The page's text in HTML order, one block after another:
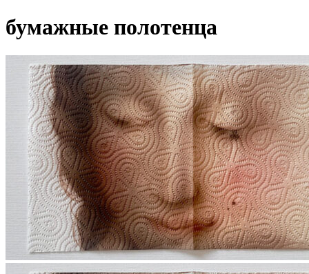
бумажные полотенца